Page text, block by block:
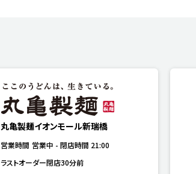
丸亀製麺イオンモール新瑞橋
営業時間 営業中 - 閉店時間 21:00
ラストオーダー閉店30分前